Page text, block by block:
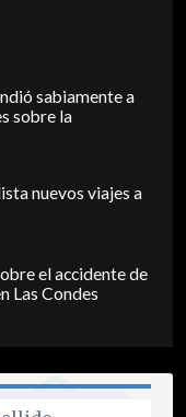
sabiamente a
sobre la
nuevos viajes a
el accidente de
Las Condes